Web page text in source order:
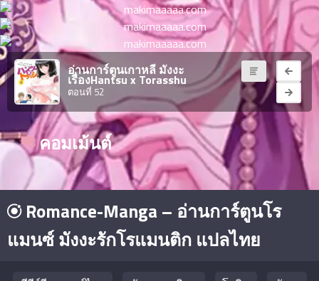
อ่านการ์ตูนเกาหลี มังงะ
เรื่องHantsu x Torasshu
ตอนที่ 52
คอมเม้นต์
11
ตอน
ที่
ม
12
ตอน
ที่
13
ตอน
ม
14
ตอน
ที่
Romance-Manga – อ่านการ์ตูนโร
แมนซ์ มังงะรักโรแมนติก แปลไทย